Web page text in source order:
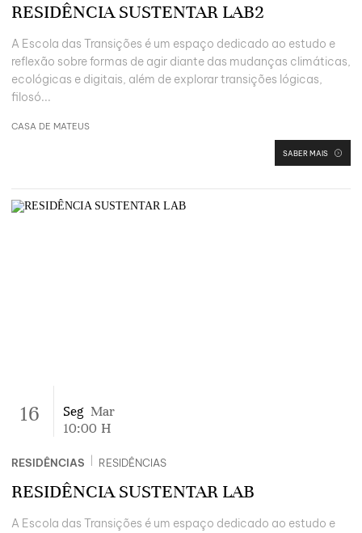
RESIDÊNCIA SUSTENTAR LAB2
A Escola das Transições é um espaço dedicado ao estudo e
reflexão sobre formas de agir diante das mudanças climáticas,
ecológicas e digitais, além de explorar transições lógicas,
filosó...
CASA DE MATEUS
SABER MAIS
16 Seg Mar
10:00 H
RESIDÊNCIAS RESIDÊNCIAS
RESIDÊNCIA SUSTENTAR LAB
A Escola das Transições é um espaço dedicado ao estudo e